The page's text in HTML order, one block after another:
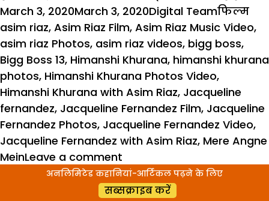
Posted
on
March 3, 2020March 3, 2020Author
Digital Teamफिल्म
asim riaz, Asim Riaz Film, Asim Riaz Music Video,
asim riaz Photos, asim riaz videos, bigg boss,
Bigg Boss 13, Himanshi Khurana, himanshi khurana
photos, Himanshi Khurana Photos Video,
Himanshi Khurana with Asim Riaz, Jacqueline
fernandez, Jacqueline Fernandez Film, Jacqueline
Fernandez Photos, Jacqueline Fernandez Video,
Jacqueline Fernandez with Asim Riaz, Mere Angne
MeinLeave a comment
जैकलीन
के
अनलिमिटेड कहानियां-आर्टिकल पढ़ने के लिए
सब्सक्राइब करें